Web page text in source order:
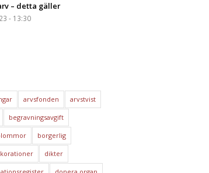
– detta gäller
- 13:30
arvsfonden arvstvist
begravningsavgift
borgerlig
dikter